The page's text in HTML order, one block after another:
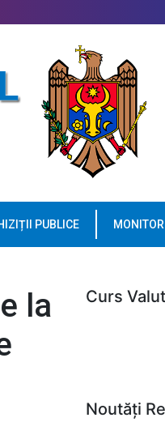
PUBLICE MONITOR
la
Curs
Noutăți